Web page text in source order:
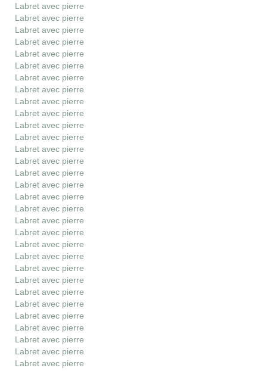
Labret avec pierre
Labret avec pierre
Labret avec pierre
Labret avec pierre
Labret avec pierre
Labret avec pierre
Labret avec pierre
Labret avec pierre
Labret avec pierre
Labret avec pierre
Labret avec pierre
Labret avec pierre
Labret avec pierre
Labret avec pierre
Labret avec pierre
Labret avec pierre
Labret avec pierre
Labret avec pierre
Labret avec pierre
Labret avec pierre
Labret avec pierre
Labret avec pierre
Labret avec pierre
Labret avec pierre
Labret avec pierre
Labret avec pierre
Labret avec pierre
Labret avec pierre
Labret avec pierre
Labret avec pierre
Labret avec pierre